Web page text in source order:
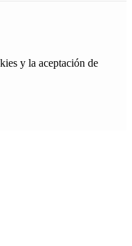
y la aceptación de